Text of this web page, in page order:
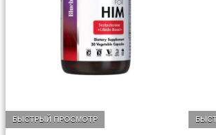
БЫСТРЫЙ ПРОСМОТР